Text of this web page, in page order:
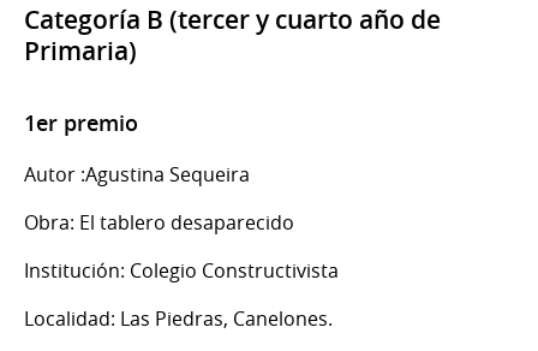
Categoría B (tercer y cuarto año de
Primaria)
1er premio
Autor :Agustina Sequeira
Obra: El tablero desaparecido
Institución: Colegio Constructivista
Localidad: Las Piedras, Canelones.